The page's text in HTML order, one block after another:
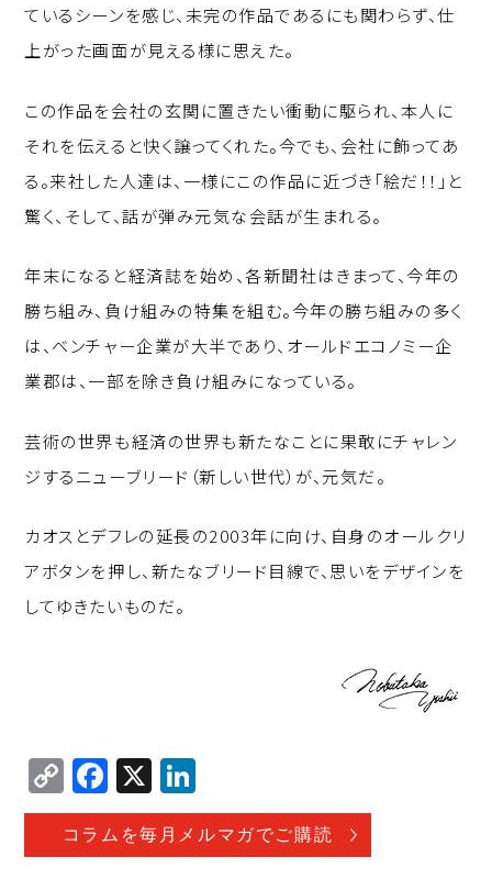
ているシーンを感じ、未完の作品であるにも関わらず、仕
上がった画面が見える様に思えた。
この作品を会社の玄関に置きたい衝動に駆られ、本人に
それを伝えると快く譲ってくれた。今でも、会社に飾ってあ
る。来社した人達は、一様にこの作品に近づき「絵だ！！」と
驚く、そして、話が弾み元気な会話が生まれる。
年末になると経済誌を始め、各新聞社はきまって、今年の
勝ち組み、負け組みの特集を組む。今年の勝ち組みの多く
は、ベンチャー企業が大半であり、オールドエコノミー企
業郡は、一部を除き負け組みになっている。
芸術の世界も経済の世界も新たなことに果敢にチャレン
ジするニューブリード（新しい世代）が、元気だ。
カオスとデフレの延長の2003年に向け、自身のオールクリ
アボタンを押し、新たなブリード目線で、思いをデザインを
してゆきたいものだ。
C
o
p
F
a
c
X
n
k
コラムを毎月メルマガでご購読